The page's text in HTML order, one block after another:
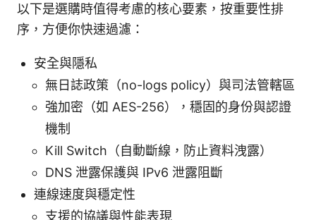
以下是選購時值得考慮的核心要素，按重要性排
序，方便你快速過濾：
安全與隱私
無日誌政策（no-logs policy）與司法管轄區
強加密（如 AES-256），穩固的身份與認證
機制
Kill Switch（自動斷線，防止資料洩露）
DNS 泄露保護與 IPv6 泄露阻斷
連線速度與穩定性
支援的協議與性能表現